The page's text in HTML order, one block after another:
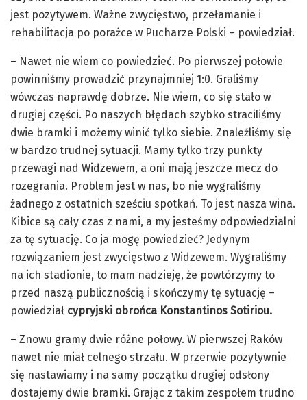
jest pozytywem. Ważne zwycięstwo, przełamanie i
rehabilitacja po porażce w Pucharze Polski – powiedział.
– Nawet nie wiem co powiedzieć. Po pierwszej połowie
powinniśmy prowadzić przynajmniej 1:0. Graliśmy
wówczas naprawdę dobrze. Nie wiem, co się stało w
drugiej części. Po naszych błędach szybko straciliśmy
dwie bramki i możemy winić tylko siebie. Znaleźliśmy się
w bardzo trudnej sytuacji. Mamy tylko trzy punkty
przewagi nad Widzewem, a oni mają jeszcze mecz do
rozegrania. Problem jest w nas, bo nie wygraliśmy
żadnego z ostatnich sześciu spotkań. To jest nasza wina.
Kibice są cały czas z nami, a my jesteśmy odpowiedzialni
za tę sytuację. Co ja mogę powiedzieć? Jedynym
rozwiązaniem jest zwycięstwo z Widzewem. Wygraliśmy
na ich stadionie, to mam nadzieję, że powtórzymy to
przed naszą publicznością i skończymy tę sytuację –
powiedział cypryjski obrońca Konstantinos Sotiriou.
– Znowu gramy dwie różne połowy. W pierwszej Raków
nawet nie miał celnego strzału. W przerwie pozytywnie
się nastawiamy i na samy początku drugiej odsłony
dostajemy dwie bramki. Grając z takim zespołem trudno